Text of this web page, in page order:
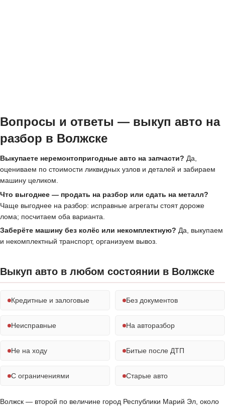
Вопросы и ответы — выкуп авто на
разбор в Волжске
Выкупаете неремонтопригодные авто на запчасти? Да,
оцениваем по стоимости ликвидных узлов и деталей и забираем
машину целиком.
Что выгоднее — продать на разбор или сдать на металл?
Чаще выгоднее на разбор: исправные агрегаты стоят дороже
лома; посчитаем оба варианта.
Заберёте машину без колёс или некомплектную? Да, выкупаем
и некомплектный транспорт, организуем вывоз.
Выкуп авто в любом состоянии в Волжске
Кредитные и залоговые Без документов
Неисправные На авторазбор
Не на ходу Битые после ДТП
С ограничениями Старые авто
Волжск — второй по величине город Республики Марий Эл, около